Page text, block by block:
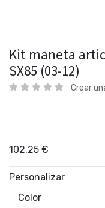
Kit maneta
SX85 (03-12)
Crear
102,25 €
Personalizar
Color